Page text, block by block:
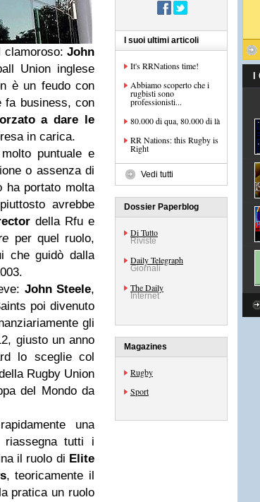
John
Union inglese
è un feudo con
fa business, con
a dare le
in carica.
puntuale e
o assenza di
ha portato molta
avrebbe
della Rfu e
per quel ruolo,
che guidò dalla
John Steele,
poi divenuto
gli
giusto un anno
lo sceglie col
Rugby Union
del Mondo da
una
riassegna tutti i
il ruolo di Elite
, teoricamente il
pratica un ruolo
I suoi ultimi articoli
It's RRNations time!
Abbiamo scoperto che i
rugbisti sono
professionisti...
80.000 di qua, 80.000 di là
RR Nations: this Rugby is
Right
Vedi tutti
Dossier Paperblog
Di Tutto
Riviste
Daily Telegraph
Giornali
The Daily
Internet
Magazines
Rugby
Sport